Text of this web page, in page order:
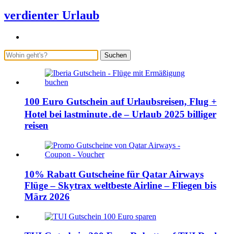
verdienter Urlaub
Suchen
100 Euro Gutschein auf Urlaubsreisen, Flug +
Hotel bei lastminute․de – Urlaub 2025 billiger
reisen
10% Rabatt Gutscheine für Qatar Airways
Flüge – Skytrax weltbeste Airline – Fliegen bis
März 2026